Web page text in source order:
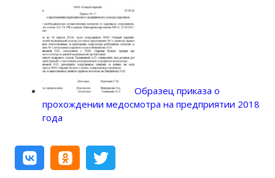
Образец приказа о
прохождении медосмотра на предприятии 2018
года